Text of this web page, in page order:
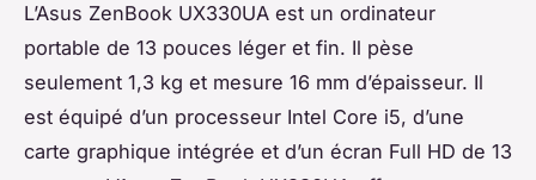
L’Asus ZenBook UX330UA est un ordinateur
portable de 13 pouces léger et fin. Il pèse
seulement 1,3 kg et mesure 16 mm d’épaisseur. Il
est équipé d’un processeur Intel Core i5, d’une
carte graphique intégrée et d’un écran Full HD de 13